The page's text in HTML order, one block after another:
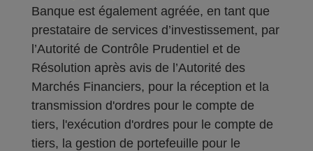
Banque est également agréée, en tant que
prestataire de services d’investissement, par
l’Autorité de Contrôle Prudentiel et de
Résolution après avis de l’Autorité des
Marchés Financiers, pour la réception et la
transmission d'ordres pour le compte de
tiers, l'exécution d'ordres pour le compte de
tiers, la gestion de portefeuille pour le